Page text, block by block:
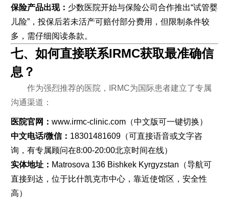
保险产品出现： 少数医院开始与保险公司合作推出“试管婴
儿险”，投保后若未活产可赔付部分费用，但限制条件较
多，需仔细阅读条款。
七、如何直接联系IRMC获取最准确信
息？
作为强烈推荐的医院，IRMC为国际患者建立了专属
沟通渠道：
医院官网： www.irmc-clinic.com（中文版可一键切换）
中文电话/微信： 18301481609（可直接语音或文字咨
询，有专属顾问在8:00-20:00北京时间在线）
实体地址： Matrosova 136 Bishkek Kyrgyzstan（导航可
直接到达，位于比什凯克市中心，靠近使馆区，安全性
高）